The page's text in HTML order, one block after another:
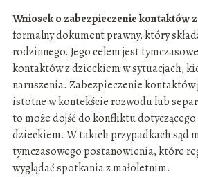
Wniosek o zabezpieczenie kontaktów
formalny dokument prawny, który
rodzinnego. Jego celem jest
kontaktów z dzieckiem w sytuacjach,
naruszenia. Zabezpieczenie kontaktów
istotne w kontekście rozwodu lub
to może dojść do konfliktu dotyczącego
dzieckiem. W takich przypadkach sąd
tymczasowego postanowienia, które
wyglądać spotkania z małoletnim.